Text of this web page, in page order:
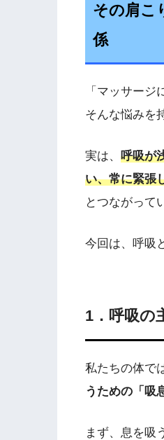
その肩こ
係
「マッサー
そんな悩みを
実は、 呼吸が
い、常に緊張
とつながって
今回は、呼吸
1．呼吸の
私たちの体で
うための「吸
まず、息を吸